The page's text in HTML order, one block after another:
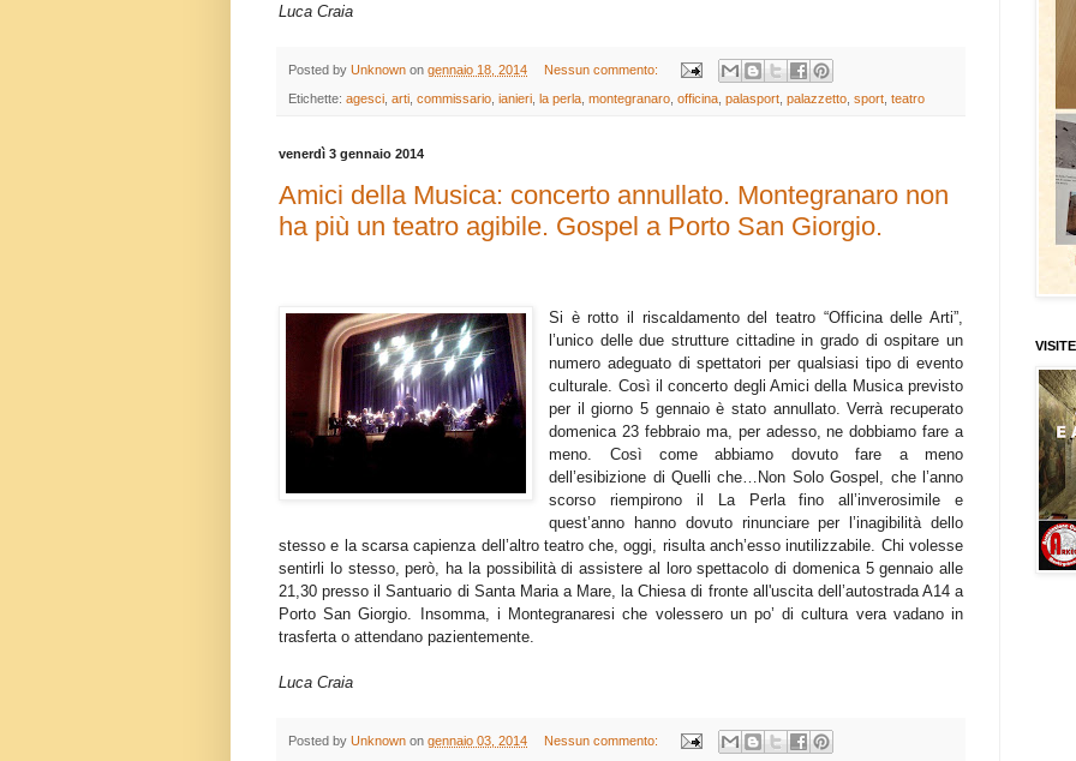
Luca Craia
Posted by Unknown on gennaio 18, 2014 Nessun commento:
Etichette: agesci arti commissario ianieri la perla montegranaro officina palasport palazzetto sport teatro
venerdì 3 gennaio 2014
Amici della Musica: concerto annullato. Montegranaro non
ha più un teatro agibile. Gospel a Porto San Giorgio.
Si è rotto il riscaldamento del teatro “Officina delle Arti”,
l’unico delle due strutture cittadine in grado di ospitare un
numero adeguato di spettatori per qualsiasi tipo di evento
culturale. Così il concerto degli Amici della Musica previsto
per il giorno 5 gennaio è stato annullato. Verrà recuperato
domenica 23 febbraio ma, per adesso, ne dobbiamo fare a
meno. Così come abbiamo dovuto fare a meno
dell’esibizione di Quelli che…Non Solo Gospel, che l’anno
scorso riempirono il La Perla fino all’inverosimile e
quest’anno hanno dovuto rinunciare per l’inagibilità dello
stesso e la scarsa capienza dell’altro teatro che, oggi, risulta anch’esso inutilizzabile. Chi volesse
sentirli lo stesso, però, ha la possibilità di assistere al loro spettacolo di domenica 5 gennaio alle
21,30 presso il Santuario di Santa Maria a Mare, la Chiesa di fronte all'uscita dell’autostrada A14 a
Porto San Giorgio. Insomma, i Montegranaresi che volessero un po’ di cultura vera vadano in
trasferta o attendano pazientemente.
Luca Craia
Posted by Unknown on gennaio 03, 2014 Nessun commento:
VISITE